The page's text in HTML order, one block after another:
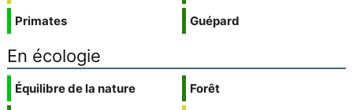
Primates
Guépard
En écologie
Équilibre de la nature
Forêt